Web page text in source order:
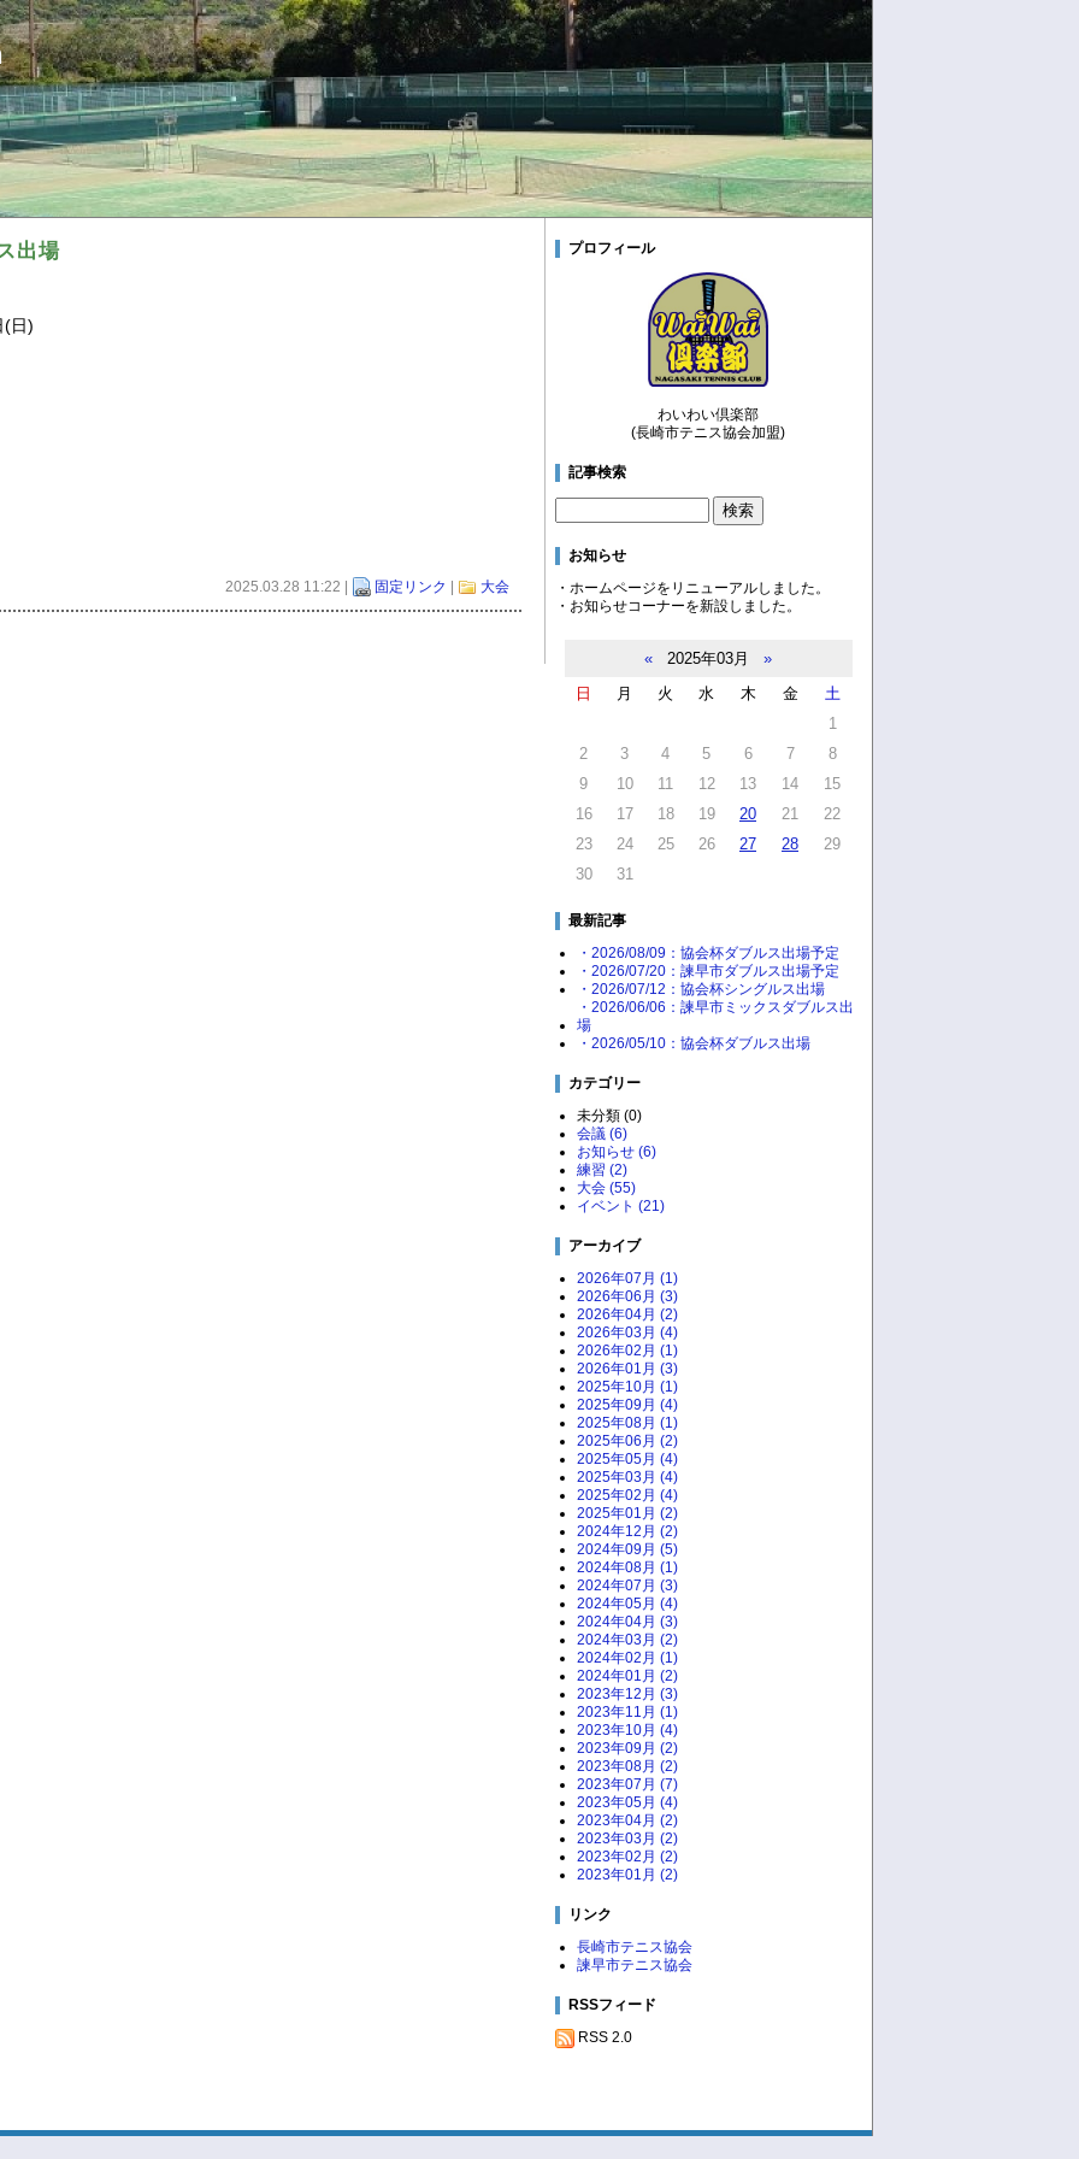
出場
日)
2025.03.28 11:22 | 固定リンク | 大会
プロフィール
わいわい倶楽部
(長崎市テニス協会加盟)
記事検索
お知らせ
・ホームページをリニューアルしました。
・お知らせコーナーを新設しました。
« 2025年03月
»
日
月 火 水 木 金
土
1
2
3 4 5 6 7
8
9
10 11 12 13 14
15
16
17 18 19 20 21
22
23
24 25 26 27 28
29
30
31
最新記事
・2026/08/09：協会杯ダブルス出場予定
・2026/07/20：諫早市ダブルス出場予定
・2026/07/12：協会杯シングルス出場
・2026/06/06：諫早市ミックスダブルス出
場
・2026/05/10：協会杯ダブルス出場
カテゴリー
未分類 (0)
会議 (6)
お知らせ (6)
練習 (2)
大会 (55)
イベント (21)
アーカイブ
2026年07月 (1)
2026年06月 (3)
2026年04月 (2)
2026年03月 (4)
2026年02月 (1)
2026年01月 (3)
2025年10月 (1)
2025年09月 (4)
2025年08月 (1)
2025年06月 (2)
2025年05月 (4)
2025年03月 (4)
2025年02月 (4)
2025年01月 (2)
2024年12月 (2)
2024年09月 (5)
2024年08月 (1)
2024年07月 (3)
2024年05月 (4)
2024年04月 (3)
2024年03月 (2)
2024年02月 (1)
2024年01月 (2)
2023年12月 (3)
2023年11月 (1)
2023年10月 (4)
2023年09月 (2)
2023年08月 (2)
2023年07月 (7)
2023年05月 (4)
2023年04月 (2)
2023年03月 (2)
2023年02月 (2)
2023年01月 (2)
リンク
長崎市テニス協会
諫早市テニス協会
RSSフィード
RSS 2.0